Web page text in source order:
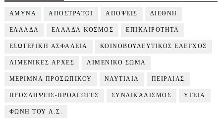
ΑΜΥΝΑ ΑΠΟΣΤΡΑΤΟΙ ΑΠΟΨΕΙΣ ΔΙΕΘΝΗ
ΕΛΛΑΔΑ ΕΛΛΑΔΑ-ΚΟΣΜΟΣ ΕΠΙΚΑΙΡΟΤΗΤΑ
ΕΣΩΤΕΡΙΚΗ ΑΣΦΑΛΕΙΑ ΚΟΙΝΟΒΟΥΛΕΥΤΙΚΟΣ ΕΛΕΓΧΟΣ
ΛΙΜΕΝΙΚΕΣ ΑΡΧΕΣ ΛΙΜΕΝΙΚΟ ΣΩΜΑ
ΜΕΡΙΜΝΑ ΠΡΟΣΩΠΙΚΟΥ ΝΑΥΤΙΛΙΑ ΠΕΙΡΑΙΑΣ
ΠΡΟΣΛΗΨΕΙΣ-ΠΡΟΑΓΩΓΕΣ ΣΥΝΔΙΚΑΛΙΣΜΟΣ ΥΓΕΙΑ
ΦΩΝΗ ΤΟΥ Λ.Σ.